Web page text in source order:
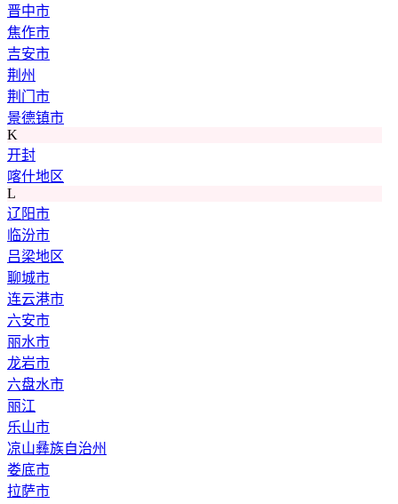
晋中市
焦作市
吉安市
荆州
荆门市
景德镇市
K
开封
喀什地区
L
辽阳市
临汾市
吕梁地区
聊城市
连云港市
六安市
丽水市
龙岩市
六盘水市
丽江
乐山市
凉山彝族自治州
娄底市
拉萨市